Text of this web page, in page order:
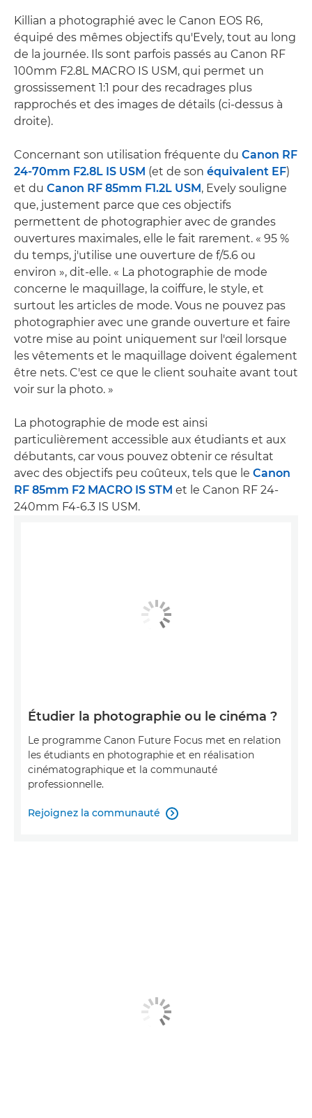
Killian a photographié avec le Canon EOS R6,
équipé des mêmes objectifs qu'Evely, tout au long
de la journée. Ils sont parfois passés au Canon RF
100mm F2.8L MACRO IS USM, qui permet un
grossissement 1:1 pour des recadrages plus
rapprochés et des images de détails (ci-dessus à
droite).
Concernant son utilisation fréquente du Canon RF
24-70mm F2.8L IS USM (et de son équivalent EF)
et du Canon RF 85mm F1.2L USM, Evely souligne
que, justement parce que ces objectifs
permettent de photographier avec de grandes
ouvertures maximales, elle le fait rarement. « 95 %
du temps, j'utilise une ouverture de f/5.6 ou
environ », dit-elle. « La photographie de mode
concerne le maquillage, la coiffure, le style, et
surtout les articles de mode. Vous ne pouvez pas
photographier avec une grande ouverture et faire
votre mise au point uniquement sur l'œil lorsque
les vêtements et le maquillage doivent également
être nets. C'est ce que le client souhaite avant tout
voir sur la photo. »
La photographie de mode est ainsi
particulièrement accessible aux étudiants et aux
débutants, car vous pouvez obtenir ce résultat
avec des objectifs peu coûteux, tels que le Canon
RF 85mm F2 MACRO IS STM et le Canon RF 24-
240mm F4-6.3 IS USM.
Étudier la photographie ou le cinéma ?
Le programme Canon Future Focus met en relation
les étudiants en photographie et en réalisation
cinématographique et la communauté
professionnelle.
Rejoignez la communauté 